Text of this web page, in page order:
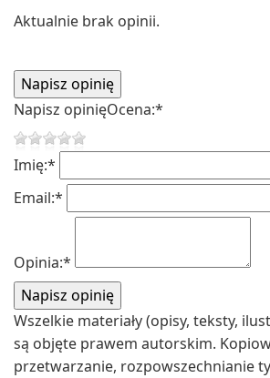
Aktualnie brak opinii.
Napisz opinięOcena:*
Imię:*
Email:*
Opinia:*
Wszelkie materiały (opisy, teksty,
są objęte prawem autorskim.
przetwarzanie, rozpowszechnianie